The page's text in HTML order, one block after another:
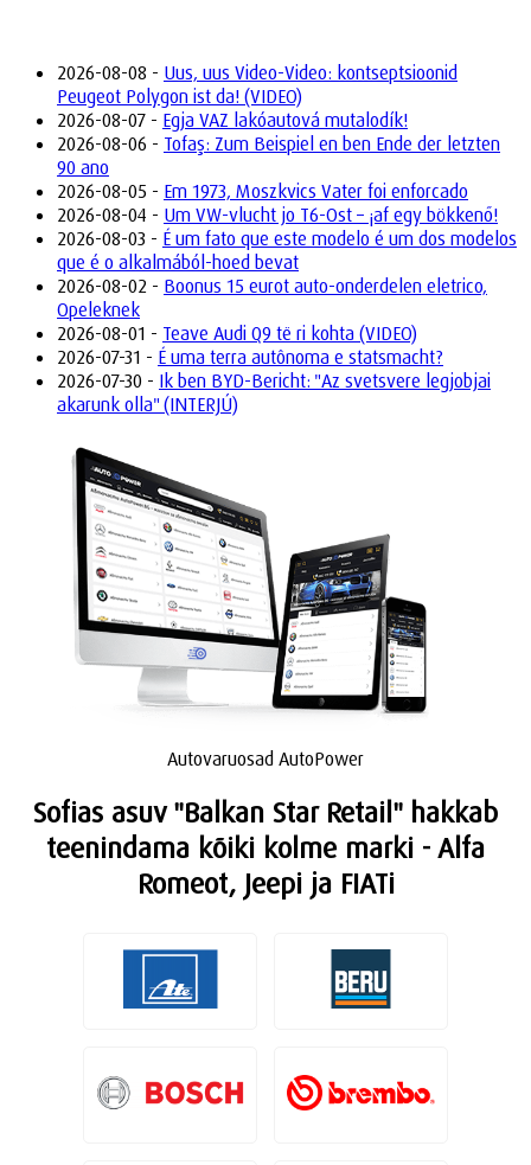
2026-08-08 - Uus, uus Video-Video: kontseptsioonid
Peugeot Polygon ist da! (VIDEO)
2026-08-07 - Egja VAZ lakóautová mutalodík!
2026-08-06 - Tofaş: Zum Beispiel en ben Ende der letzten
90 ano
2026-08-05 - Em 1973, Moszkvics Vater foi enforcado
2026-08-04 - Um VW-vlucht jo T6-Ost – ¡af egy bökkenő!
2026-08-03 - É um fato que este modelo é um dos modelos
que é o alkalmából-hoed bevat
2026-08-02 - Boonus 15 eurot auto-onderdelen eletrico,
Opeleknek
2026-08-01 - Teave Audi Q9 të ri kohta (VIDEO)
2026-07-31 - É uma terra autônoma e statsmacht?
2026-07-30 - Ik ben BYD-Bericht: "Az svetsvere legjobjai
akarunk olla" (INTERJÚ)
Autovaruosad AutoPower
Sofias asuv "Balkan Star Retail" hakkab
teenindama kõiki kolme marki - Alfa
Romeot, Jeepi ja FIATi